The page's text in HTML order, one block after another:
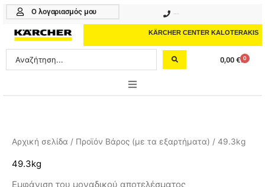
Μετάβαση
περιεχόμενο
Ο λογαριασμός μου
KÄRCHER CENTER KALOTERAKIS
Search
...
0,00 € 0
Cart
PROFESSIONAL
Αρχική σελίδα / Προϊόν Βάρος (με τα εξαρτήματα) / 49.3kg
49.3kg
Εμφάνιση του μοναδικού αποτελέσματος